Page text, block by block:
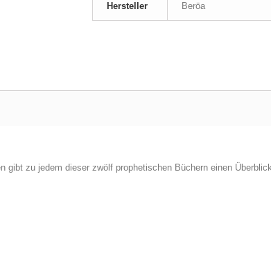
Hersteller Beröa
gibt zu jedem dieser zwölf prophetischen Büchern einen